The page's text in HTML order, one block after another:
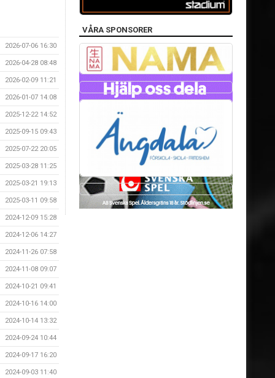
2026-07-06 16:30
2026-04-28 08:48
2026-02-09 11:21
2026-01-07 14:08
2025-12-22 14:52
2025-09-15 09:43
2025-07-22 20:05
2025-03-28 11:25
2025-03-21 19:13
2025-03-11 09:58
2024-12-09 15:28
2024-12-06 14:27
2024-11-26 07:58
2024-11-08 09:07
2024-10-21 09:41
2024-10-16 14:00
2024-10-14 13:32
2024-09-24 10:44
2024-09-17 16:20
2024-09-03 11:40
VÅRA SPONSORER